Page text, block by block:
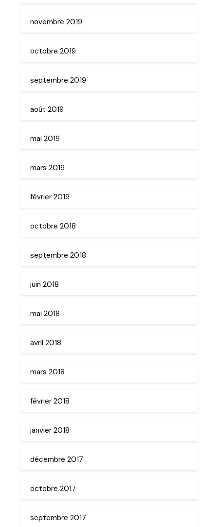
novembre 2019
octobre 2019
septembre 2019
août 2019
mai 2019
mars 2019
février 2019
octobre 2018
septembre 2018
juin 2018
mai 2018
avril 2018
mars 2018
février 2018
janvier 2018
décembre 2017
octobre 2017
septembre 2017